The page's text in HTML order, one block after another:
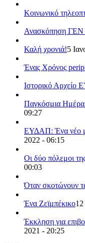
Κοινωνικό
Ανασκόπηση ΓΕΝ
Καλή χρονιά!5
Ένας Χρόνος
Ιστορικό Αρχείο
Παγκόσμια
09:27
ΕΥΔΑΠ: Ένα νέο
2022 - 06:15
Οι δύο πόλεμοι
00:03
Όταν σκοτώνουν
Ένα Ζεϊμπέκικο
Έκκληση για
2021 - 20:25